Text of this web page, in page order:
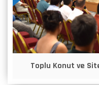
Toplu Konut ve